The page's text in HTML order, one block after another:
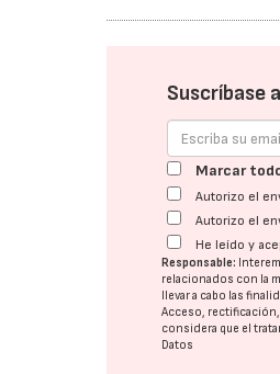
Suscríbase
Marcar
Autorizo el
Autorizo el
He leído y
Responsable:
relacionados con la
llevar a cabo las
Acceso,
considera que el
Datos